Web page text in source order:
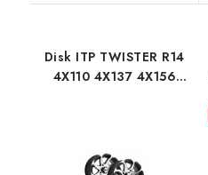
Disk ITP TWISTER R14
4X110 4X137 4X156